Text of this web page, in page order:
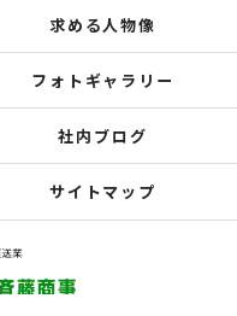
求める人物像
フォトギャラリー
社内ブログ
サイトマップ